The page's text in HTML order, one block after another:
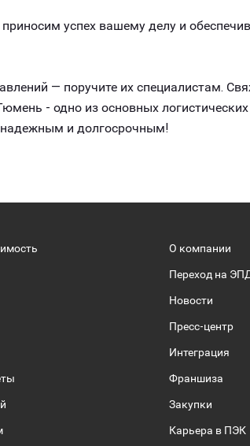
успех вашему делу и
— поручите их специалистам.
- одно из основных
надежным и долгосрочным!
О компании
Переход на
Новости
Пресс-центр
Интеграция
Франшиза
Закупки
Карьера в ПЭК